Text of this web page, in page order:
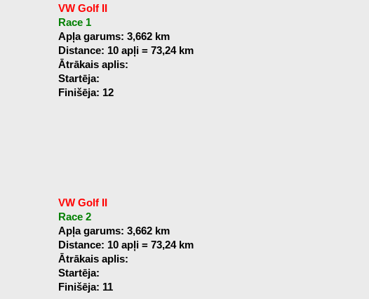
VW Golf II
Race 1
Apļa garums: 3,662 km
Distance: 10 apļi = 73,24 km
Ātrākais aplis:
Startēja:
Finišēja: 12
VW Golf II
Race 2
Apļa garums: 3,662 km
Distance: 10 apļi = 73,24 km
Ātrākais aplis:
Startēja:
Finišēja: 11